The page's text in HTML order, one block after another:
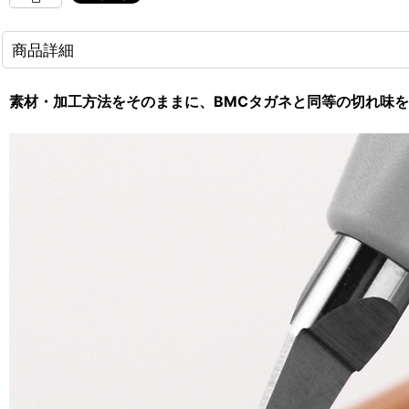
商品詳細
素材・加工方法をそのままに、BMCタガネと同等の切れ味